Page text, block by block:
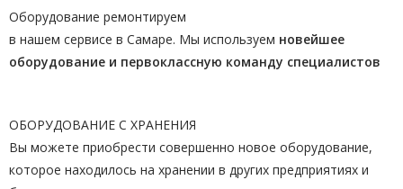
Оборудование ремонтируем
в нашем сервисе в Самаре. Мы используем новейшее
оборудование и первоклассную команду специалистов
ОБОРУДОВАНИЕ С ХРАНЕНИЯ
Вы можете приобрести совершенно новое оборудование,
которое находилось на хранении в других предприятиях и